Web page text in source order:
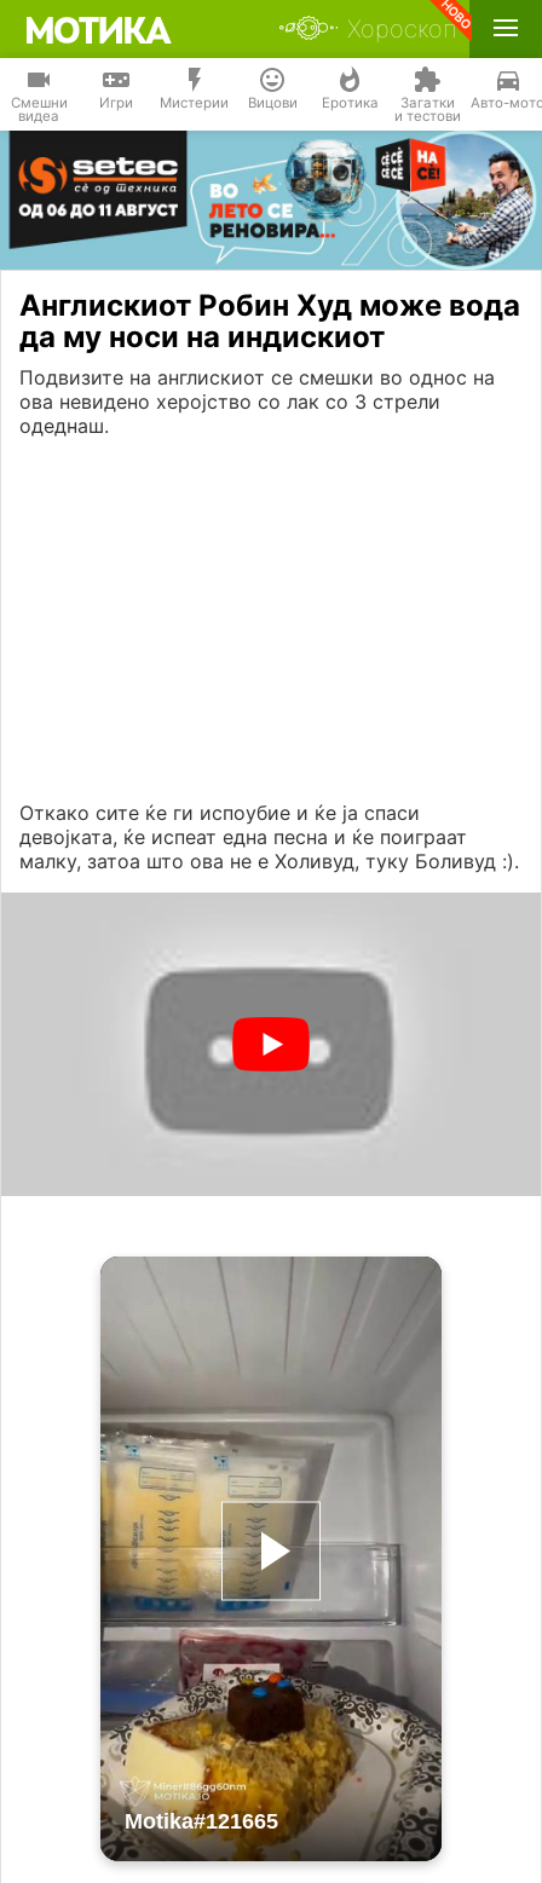
Хороскоп
Смешни
видеа
Игри Мистерии Вицови Еротика Загатки
и тестови
Авто-
Англискиот Робин Худ може вода
да му носи на индискиот
Подвизите на англискиот се смешки во однос на
ова невидено херојство со лак со 3 стрели
одеднаш.
Откако сите ќе ги испоубие и ќе ја спаси
девојката, ќе испеат една песна и ќе поиграат
малку, затоа што ова не е Холивуд, туку Боливуд :).